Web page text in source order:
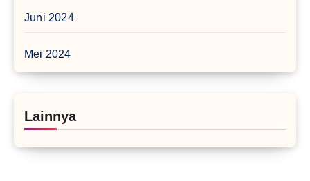
Juni 2024
Mei 2024
Lainnya